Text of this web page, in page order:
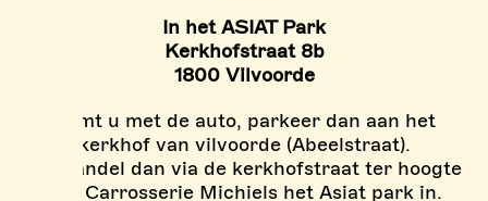
In het ASIAT Park
Kerkhofstraat 8b
1800 Vilvoorde
Komt u met de auto, parkeer dan aan het
kerkhof van vilvoorde (Abeelstraat).
En wandel dan via de kerkhofstraat ter hoogte
van Carrosserie Michiels het Asiat park in.